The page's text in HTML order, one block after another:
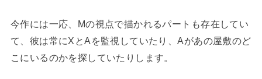
今作には一応、Mの視点で描かれるパートも存在してい
て、彼は常にXとAを監視していたり、Aがあの屋敷のど
こにいるのかを探していたりします。